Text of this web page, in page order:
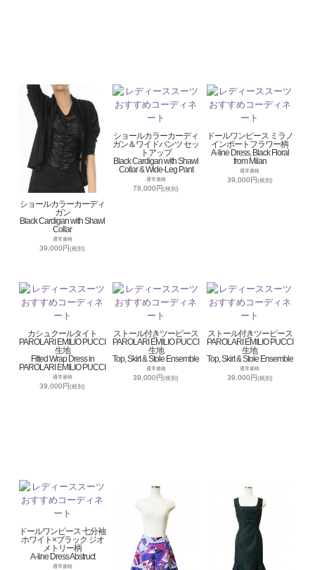
ショールカラーカーディ
ガン
Black Cardigan with Shawl
Collar
通常価格
39,000円(税別)
ショールカラーカーディ
ガン＆ワイドパンツ セッ
トアップ
Black Cardigan with Shawl
Collar & Wide-Leg Pant
通常価格
78,000円(税別)
ドールワンピース ミラノ
インポートフラワー柄
A-line Dress, Black Floral
from Milan
通常価格
39,000円(税別)
カシュクールタイト
PAROLARI EMILIO PUCCI
生地
Fitted Wrap Dress in
PAROLARI EMILIO PUCCI
通常価格
39,000円(税別)
ストール付きツーピース
PAROLARI EMILIO PUCCI
生地
Top, Skirt & Stole Ensemble
通常価格
39,000円(税別)
ストール付きツーピース
PAROLARI EMILIO PUCCI
生地
Top, Skirt & Stole Ensemble
通常価格
39,000円(税別)
ドールワンピース 七分袖
ホワイト×ブラック ジオ
メトリー柄
A-line Dress Abstruct
通常価格